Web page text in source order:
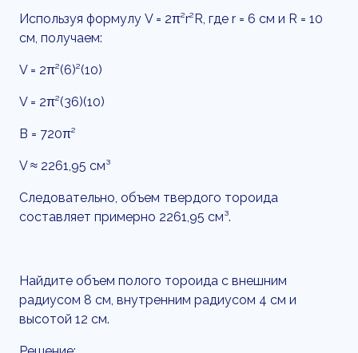
Используя формулу V = 2π²r²R, где r = 6 см и R = 10
см, получаем:
V = 2π²(6)²(10)
V = 2π²(36)(10)
В = 720π²
V ≈ 2261,95 см³
Следовательно, объем твердого тороида
составляет примерно 2261,95 см³.
Найдите объем полого тороида с внешним
радиусом 8 см, внутренним радиусом 4 см и
высотой 12 см.